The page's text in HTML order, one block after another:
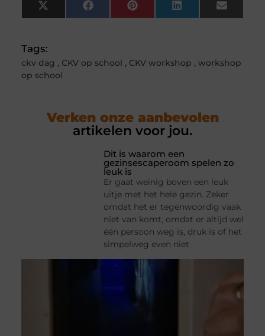
X
(Twitter)
FacebookPinterestLinkedInEmail
Tags:
ckv dag , CKV op school , CKV workshop , workshop
op school
Verken onze aanbevolen
artikelen voor jou.
Dit is waarom een
gezinsescaperoom spelen zo
leuk is
Er gaat weinig boven een leuk
uitje met het hele gezin. Zeker
omdat het er tegenwoordig vaak
niet van komt, omdat er altijd wel
één persoon weg is, druk is of het
simpelweg even niet